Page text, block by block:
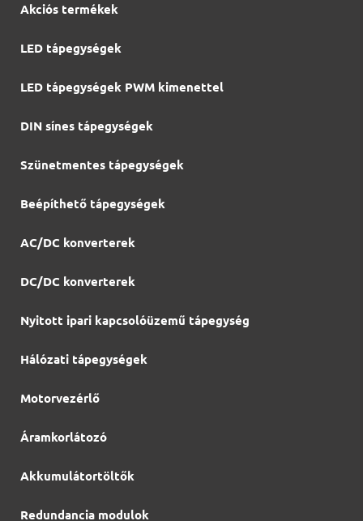
Akciós termékek
LED tápegységek
LED tápegységek PWM kimenettel
DIN sínes tápegységek
Szünetmentes tápegységek
Beépíthető tápegységek
AC/DC konverterek
DC/DC konverterek
Nyitott ipari kapcsolóüzemű tápegység
Hálózati tápegységek
Motorvezérlő
Áramkorlátozó
Akkumulátortöltők
Redundancia modulok